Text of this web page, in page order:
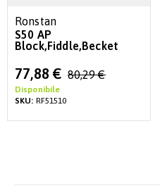
Ronstan
S50 AP
Block,Fiddle,Becket
Special
Price
77,88 € 80,29 €
Disponibile
SKU: RF51510